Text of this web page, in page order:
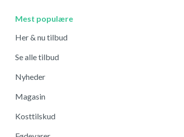
Mest populære
Her & nu tilbud
Se alle tilbud
Nyheder
Magasin
Kosttilskud